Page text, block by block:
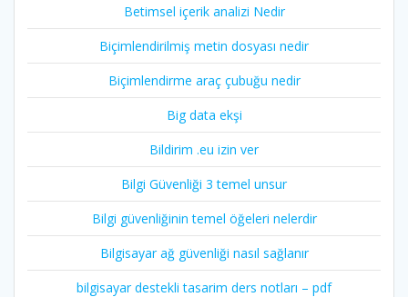
Betimsel içerik analizi Nedir
Biçimlendirilmiş metin dosyası nedir
Biçimlendirme araç çubuğu nedir
Big data ekşi
Bildirim .eu izin ver
Bilgi Güvenliği 3 temel unsur
Bilgi güvenliğinin temel öğeleri nelerdir
Bilgisayar ağ güvenliği nasıl sağlanır
bilgisayar destekli tasarim ders notları – pdf